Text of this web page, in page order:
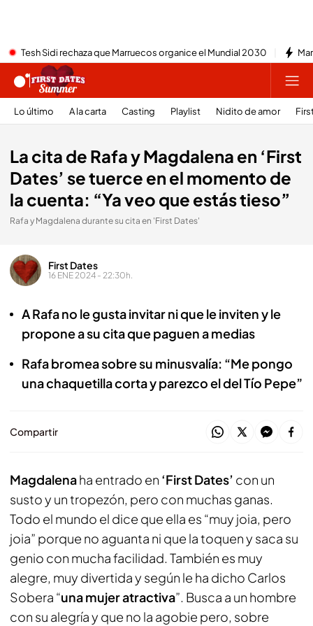
Tesh Sidi rechaza que Marruecos organice el Mundial 2030
Lo último A la carta Casting Playlist Nidito de amor
La cita de Rafa y Magdalena en ‘First
Dates’ se tuerce en el momento de
la cuenta: “Ya veo que estás tieso”
Rafa y Magdalena durante su cita en 'First Dates'
First Dates
16 ENE 2024 - 22:30h.
A Rafa no le gusta invitar ni que le inviten y le
propone a su cita que paguen a medias
Rafa bromea sobre su minusvalía: “Me pongo
una chaquetilla corta y parezco el del Tío Pepe”
Compartir
Magdalenaha entrado en ‘First Dates’ con un
susto y un tropezón, pero con muchas ganas.
Todo el mundo el dice que ella es “muy joia, pero
joia” porque no aguanta ni que la toquen y saca su
genio con mucha facilidad. También es muy
alegre, muy divertida y según le ha dicho Carlos
Sobera “una mujer atractiva”. Busca a un hombre
con su alegría y que no la agobie pero, sobre